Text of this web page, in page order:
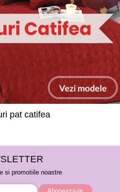
pat catifea
si promotiile noastre